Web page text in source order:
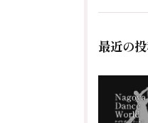
最近の